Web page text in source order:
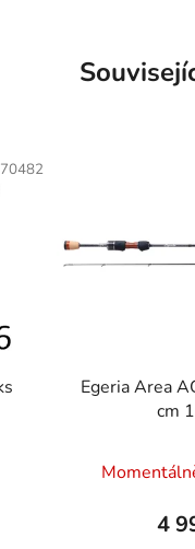
Egeria Area
cm
4